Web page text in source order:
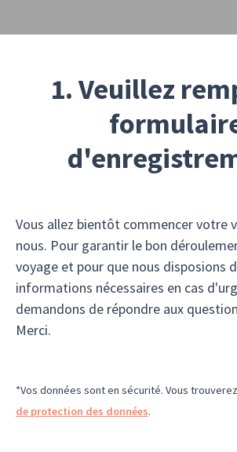
1. Veuillez
Vous allez bientôt commencer votre
nous. Pour garantir le bon
voyage et pour que nous disposions
informations nécessaires en cas
demandons de répondre aux
Merci.
*Vos données sont en sécurité. Vous
de protection des données.